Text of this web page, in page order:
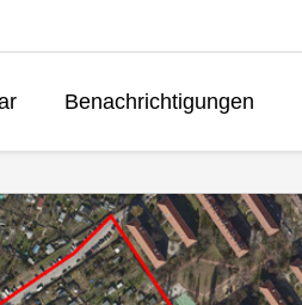
Benachrichtigungen